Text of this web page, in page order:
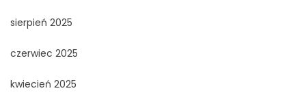
sierpień 2025
czerwiec 2025
kwiecień 2025